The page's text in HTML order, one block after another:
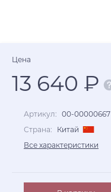
Цена
13 640 ₽
Артикул: 00-00000667
Страна:
Китай
Все характеристики